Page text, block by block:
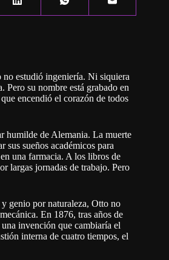
estudió ingeniería. Ni siquiera
Pero su nombre está grabado en
encendió el corazón de todos
humilde de Alemania. La muerte
sus sueños académicos para
una farmacia. A los libros de
largas jornadas de trabajo. Pero
genio por naturaleza, Otto no
En 1876, tras años de
invención que cambiaría el
interna de cuatro tiempos, el